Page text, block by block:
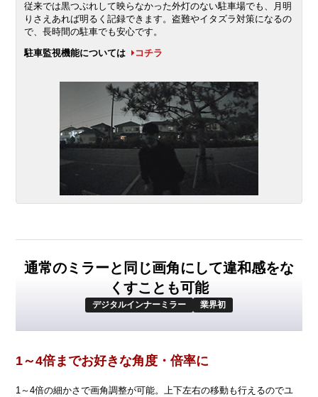
従来では黒つぶれして映らなかった外灯のない駐車場でも、月明
りさえあれば明るく記録できます。盗難やイタズラ対策になるの
で、長時間の駐車でも安心です。
駐車監視機能については
コチラ
通常のミラーと同じ画角にして違和感をな
くすことも可能
デジタルインナーミラー 業界初
1～4倍までお好きな角度・倍率に
1～4倍の細かさで画角調整が可能。上下左右の移動も行えるのでユ